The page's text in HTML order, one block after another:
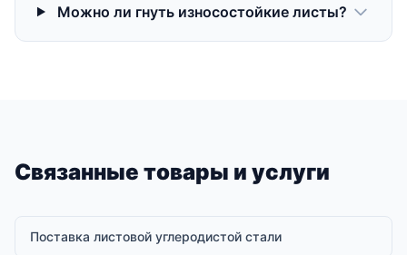
Можно ли гнуть износостойкие листы?
Связанные товары и услуги
Поставка листовой углеродистой стали